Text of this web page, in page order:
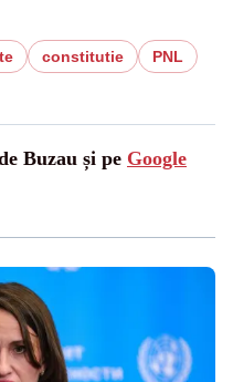
constitutie
PNL
Buzau și pe Google